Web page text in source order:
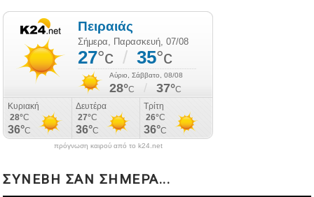
πρόγνωση καιρού από το k24.net
ΣΥΝΕΒΗ ΣΑΝ ΣΗΜΕΡΑ...